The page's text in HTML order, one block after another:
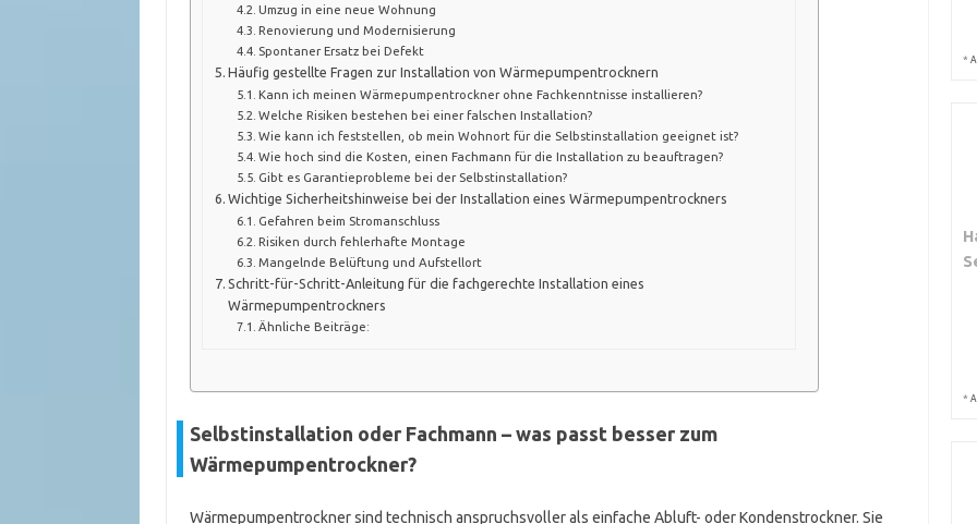
Umzug in eine neue Wohnung
Renovierung und Modernisierung
Spontaner Ersatz bei Defekt
Häufig gestellte Fragen zur Installation von Wärmepumpentrocknern
Kann ich meinen Wärmepumpentrockner ohne Fachkenntnisse installieren?
Welche Risiken bestehen bei einer falschen Installation?
Wie kann ich feststellen, ob mein Wohnort für die Selbstinstallation geeignet ist?
Wie hoch sind die Kosten, einen Fachmann für die Installation zu beauftragen?
Gibt es Garantieprobleme bei der Selbstinstallation?
Wichtige Sicherheitshinweise bei der Installation eines Wärmepumpentrockners
Gefahren beim Stromanschluss
Risiken durch fehlerhafte Montage
Mangelnde Belüftung und Aufstellort
Schritt-für-Schritt-Anleitung für die fachgerechte Installation eines
Wärmepumpentrockners
Ähnliche Beiträge:
Selbstinstallation oder Fachmann – was passt besser zum
Wärmepumpentrockner?
Wärmepumpentrockner sind technisch anspruchsvoller als einfache Abluft- oder Kondenstrockner. Sie
*
*